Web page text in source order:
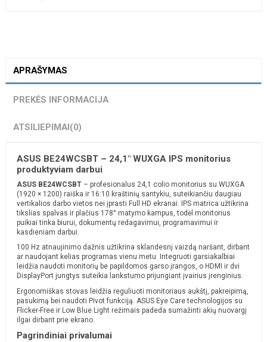
APRAŠYMAS
PREKĖS INFORMACIJA
ATSILIEPIMAI(0)
ASUS BE24WCSBT – 24,1" WUXGA IPS monitorius
produktyviam darbui
ASUS BE24WCSBT – profesionalus 24,1 colio monitorius su WUXGA
(1920 × 1200) raiška ir 16:10 kraštinių santykiu, suteikiančiu daugiau
vertikalios darbo vietos nei įprasti Full HD ekranai. IPS matrica užtikrina
tikslias spalvas ir plačius 178° matymo kampus, todėl monitorius
puikiai tinka biurui, dokumentų redagavimui, programavimui ir
kasdieniam darbui.
100 Hz atnaujinimo dažnis užtikrina sklandesnį vaizdą naršant, dirbant
ar naudojant kelias programas vienu metu. Integruoti garsiakalbiai
leidžia naudoti monitorių be papildomos garso įrangos, o HDMI ir dvi
DisplayPort jungtys suteikia lankstumo prijungiant įvairius įrenginius.
Ergonomiškas stovas leidžia reguliuoti monitoriaus aukštį, pakreipimą,
pasukimą bei naudoti Pivot funkciją. ASUS Eye Care technologijos su
Flicker-Free ir Low Blue Light režimais padeda sumažinti akių nuovargį
ilgai dirbant prie ekrano.
Pagrindiniai privalumai